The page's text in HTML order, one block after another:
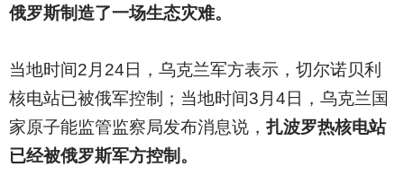
俄罗斯制造了一场生态灾难。
当地时间2月24日，乌克兰军方表示，切尔诺贝利
核电站已被俄军控制；当地时间3月4日，乌克兰国
家原子能监管监察局发布消息说， 扎波罗热核电站
已经被俄罗斯军方控制。